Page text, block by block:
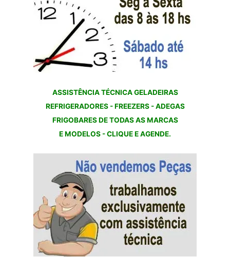
ASSISTÊNCIA TÉCNICA GELADEIRAS
REFRIGERADORES - FREEZERS - ADEGAS
FRIGOBARES DE TODAS AS MARCAS
E MODELOS - CLIQUE E AGENDE.